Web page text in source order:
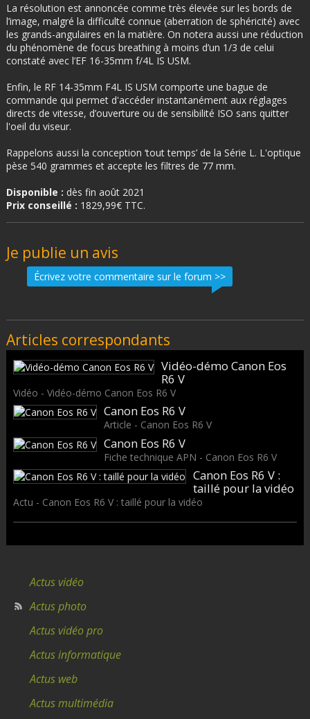
La résolution est annoncée comme très élevée sur les bords de
l’image, malgré la difficulté connue (aberration de sphéricité) avec
les grands-angulaires en la matière. On notera aussi une réduction
du phénomène de focus breathing à moins d’un 1/3 de celui
constaté avec l’EF 16-35mm f/4L IS USM.
Enfin, le RF 14-35mm F4L IS USM comporte une bague de
commande qui permet d'accéder instantanément aux réglages
directs de vitesse, d’ouverture ou de sensibilité ISO sans quitter
l'oeil du viseur.
Rappelons aussi la conception ‘tout temps’ de la Série L. L'optique
pèse 540 grammes et accepte les filtres de 77 mm.
Disponible : dès fin août 2021
Prix conseillé : 1829,99€ TTC.
Je publie un avis
Écrivez votre commentaire sur le forum >>
Articles correspondants
Vidéo-démo Canon Eos
R6 V
Vidéo - Vidéo-démo Canon Eos R6 V
Canon Eos R6 V
Article - Canon Eos R6 V
Canon Eos R6 V
Fiche technique APN - Canon Eos R6 V
Canon Eos R6 V :
taillé pour la vidéo
Actu - Canon Eos R6 V : taillé pour la vidéo
Actus vidéo
Actus photo
Actus vidéo pro
Actus informatique
Actus web
Actus multimédia